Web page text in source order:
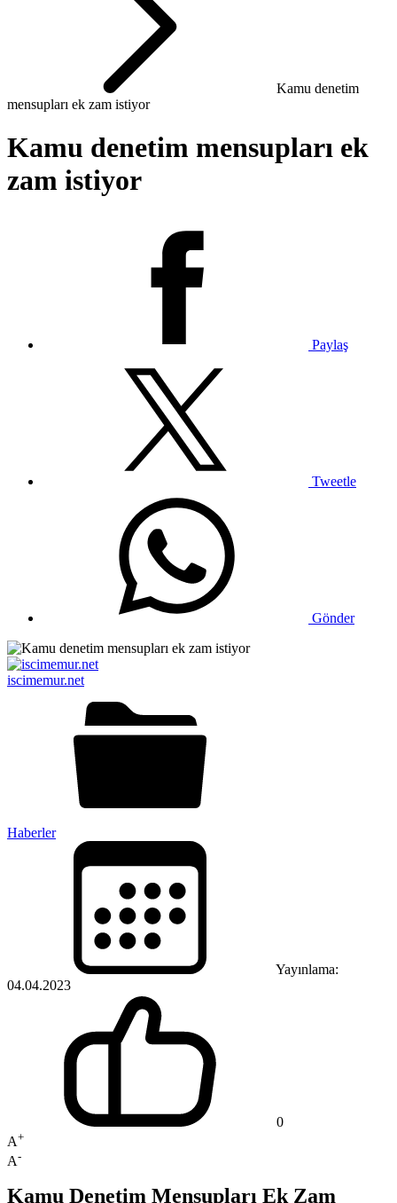
Kamu denetim
mensupları ek zam istiyor
Kamu denetim mensupları ek
zam istiyor
Paylaş
Tweetle
Gönder
iscimemur.net
Haberler
Yayınlama:
04.04.2023
0
A+
A-
Kamu Denetim Mensupları Ek Zam